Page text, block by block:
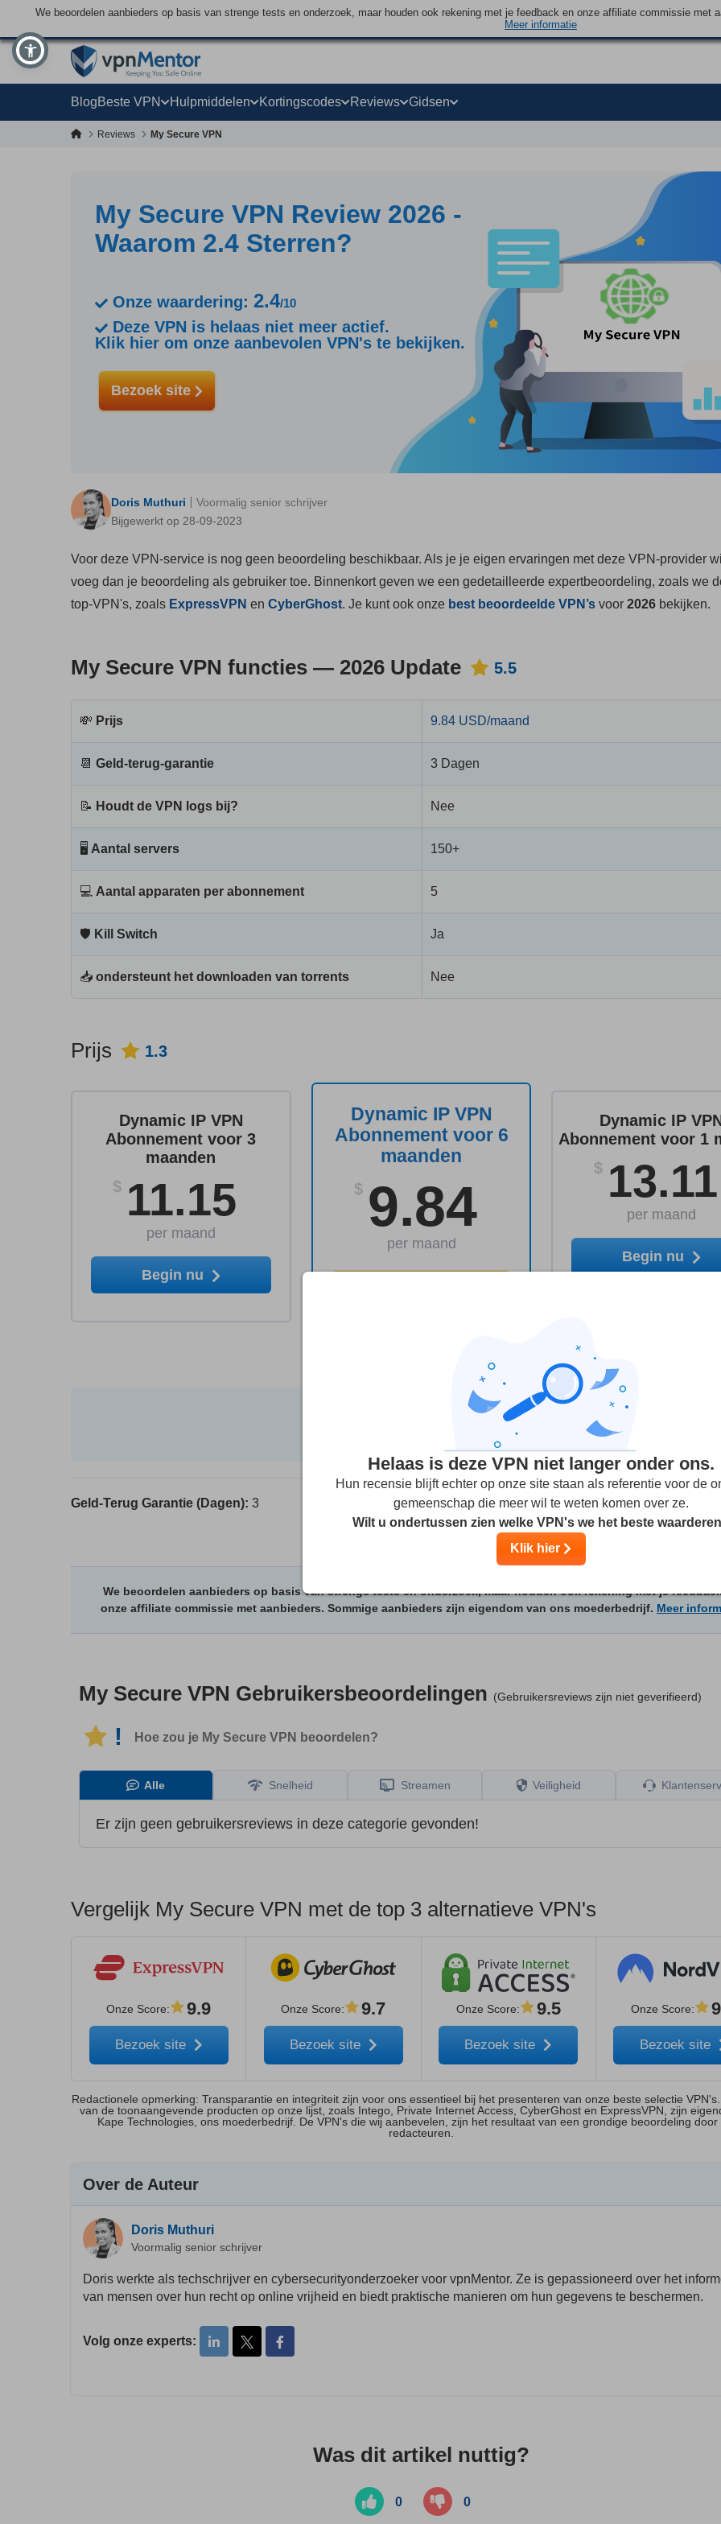
We beoordelen aanbieders op basis van strenge tests en onderzoek, maar houden ook rekening met je feedback en onze affiliate commissie met
Meer informatie
BlogBeste VPN Hulpmiddelen Kortingscodes Reviews Gidsen
Reviews My Secure VPN
My Secure VPN Review 2026 -
Waarom 2.4 Sterren?
Onze waardering: 2.4/10
Deze VPN is helaas niet meer actief.
Klik hier om onze aanbevolen VPN's te bekijken.
Bezoek site
Doris Muthuri
Bijgewerkt op 28-09-2023
Voormalig senior schrijver
Voor deze VPN-service is nog geen beoordeling beschikbaar. Als je je eigen ervaringen met deze VPN-provider
voeg dan je beoordeling als gebruiker toe. Binnenkort geven we een gedetailleerde expertbeoordeling, zoals we
top-VPN's, zoals ExpressVPN en CyberGhost. Je kunt ook onze best beoordeelde VPN’s voor 2026 bekijken.
My Secure VPN functies — 2026 Update 5.5
💸 Prijs 9.84 USD/maand
📆 Geld-terug-garantie 3 Dagen
📝 Houdt de VPN logs bij? Nee
🖥 Aantal servers 150+
💻 Aantal apparaten per abonnement 5
🛡 Kill Switch Ja
📥 ondersteunt het downloaden van torrents Nee
Prijs 1.3
Dynamic IP VPN
Abonnement voor 6
maanden
$ 9.84
per maand
Dynamic IP VPN
Abonnement voor 3
maanden
$ 11.15
per maand
Begin nu
Dynamic IP
Abonnement voor 1
$ 13.11
per maand
Begin nu
Begin nu met My Secure VPN
Geld-Terug Garantie (Dagen): 3 Aantal apparaten per abonnement:5
VPN-aanbiedingen: https://mysecurevpn.co.uk...
We beoordelen aanbieders op basis van strenge tests en onderzoek, maar houden ook rekening met je
onze affiliate commissie met aanbieders. Sommige aanbieders zijn eigendom van ons moederbedrijf. Meer
My Secure VPN Gebruikersbeoordelingen (Gebruikersreviews zijn niet geverifieerd)
! Hoe zou je My Secure VPN beoordelen?
Alle Snelheid Streamen Veiligheid
Er zijn geen gebruikersreviews in deze categorie gevonden!
Vergelijk My Secure VPN met de top 3 alternatieve VPN's
Onze Score: 9.9
Bezoek site
Onze Score: 9.7
Bezoek site
Onze Score: 9.5
Bezoek site
Onze Score:
Bezoek site
Redactionele opmerking: Transparantie en integriteit zijn voor ons essentieel bij het presenteren van onze beste selectie
van de toonaangevende producten op onze lijst, zoals Intego, Private Internet Access, CyberGhost en ExpressVPN, zijn
Kape Technologies, ons moederbedrijf. De VPN's die wij aanbevelen, zijn het resultaat van een grondige beoordeling door
redacteuren.
Over de Auteur
Doris Muthuri
Voormalig senior schrijver
Doris werkte als techschrijver en cybersecurityonderzoeker voor vpnMentor. Ze is gepassioneerd over het
van mensen over hun recht op online vrijheid en biedt praktische manieren om hun gegevens te beschermen.
Volg onze experts:
Was dit artikel nuttig?
0 0
Helaas is deze VPN niet langer onder ons.
Hun recensie blijft echter op onze site staan als referentie voor de
gemeenschap die meer wil te weten komen over ze.
Wilt u ondertussen zien welke VPN's we het beste
Klik hier